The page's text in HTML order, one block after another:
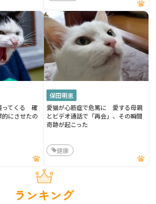
ってくる 確
にさせたの
保田明恵
愛猫が心筋症で危篤に 愛する母親
とビデオ通話で「再会」、その瞬間
奇跡が起こった
健康
ランキング